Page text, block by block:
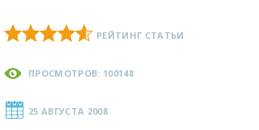
РЕЙТИНГ СТАТЬИ
ПРОСМОТРОВ: 100148
25 АВГУСТА 2008